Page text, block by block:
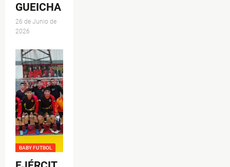
GUEICHA
26 de Junio de
2026
BABY FUTBOL